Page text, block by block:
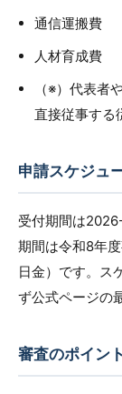
通信運搬費
人材育成費
（※）代表者
直接従事する
申請スケジュ
受付期間は
期間は令和8年
日金）です。ス
ず公式ページの
審査のポイント